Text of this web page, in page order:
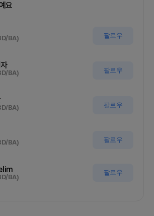
요
BA) 팔로우
BA) 팔로우
BA) 팔로우
BA) 팔로우
BA)
팔로우